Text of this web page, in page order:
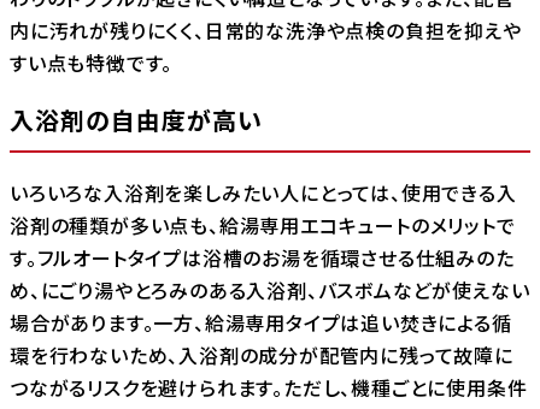
内に汚れが残りにくく、日常的な洗浄や点検の負担を抑えや
すい点も特徴です。
入浴剤の自由度が高い
いろいろな入浴剤を楽しみたい人にとっては、使用できる入
浴剤の種類が多い点も、給湯専用エコキュートのメリットで
す。フルオートタイプは浴槽のお湯を循環させる仕組みのた
め、にごり湯やとろみのある入浴剤、バスボムなどが使えない
場合があります。一方、給湯専用タイプは追い焚きによる循
環を行わないため、入浴剤の成分が配管内に残って故障に
つながるリスクを避けられます。ただし、機種ごとに使用条件